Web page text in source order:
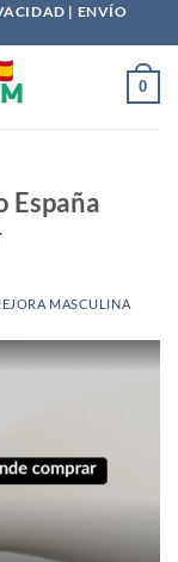
| ENVÍO
0
España
MASCULINA